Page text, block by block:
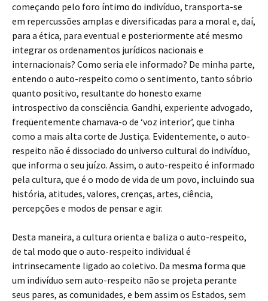
começando pelo foro íntimo do indivíduo, transporta-se
em repercussões amplas e diversificadas para a moral e, daí,
para a ética, para eventual e posteriormente até mesmo
integrar os ordenamentos jurídicos nacionais e
internacionais? Como seria ele informado? De minha parte,
entendo o auto-respeito como o sentimento, tanto sóbrio
quanto positivo, resultante do honesto exame
introspectivo da consciência. Gandhi, experiente advogado,
freqüentemente chamava-o de ‘voz interior’, que tinha
como a mais alta corte de Justiça. Evidentemente, o auto-
respeito não é dissociado do universo cultural do indivíduo,
que informa o seu juízo. Assim, o auto-respeito é informado
pela cultura, que é o modo de vida de um povo, incluindo sua
história, atitudes, valores, crenças, artes, ciência,
percepções e modos de pensar e agir.
Desta maneira, a cultura orienta e baliza o auto-respeito,
de tal modo que o auto-respeito individual é
intrinsecamente ligado ao coletivo. Da mesma forma que
um indivíduo sem auto-respeito não se projeta perante
seus pares, as comunidades, e bem assim os Estados, sem